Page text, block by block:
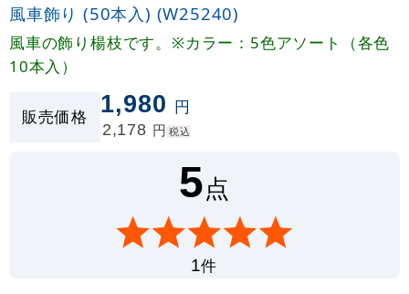
風車飾り (50本入) (W25240)
風車の飾り楊枝です。※カラー：5色アソート（各色
10本入）
販売価格 1,980 円
2,178 円 税込
5点
1件